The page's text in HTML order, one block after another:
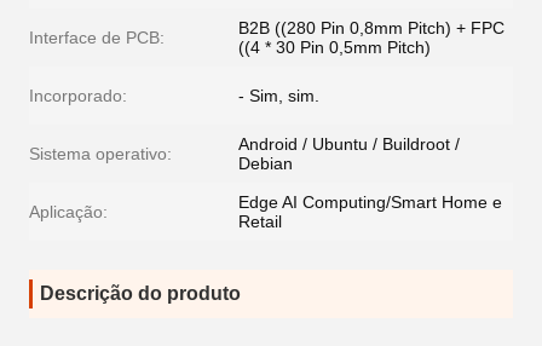
Interface de PCB:
B2B ((280 Pin 0,8mm Pitch) + FPC
((4 * 30 Pin 0,5mm Pitch)
Incorporado: - Sim, sim.
Sistema operativo:
Android / Ubuntu / Buildroot /
Debian
Aplicação:
Edge AI Computing/Smart Home e
Retail
Descrição do produto